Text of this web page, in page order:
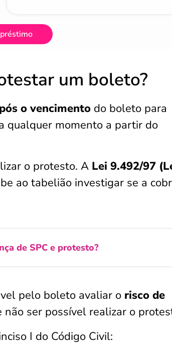
um boleto?
o vencimento do boleto para
qualquer momento a partir do
o protesto. A Lei 9.492/97
ao tabelião investigar se a
de SPC e protesto?
pelo boleto avaliar o risco de
não ser possível realizar o
I do Código Civil: